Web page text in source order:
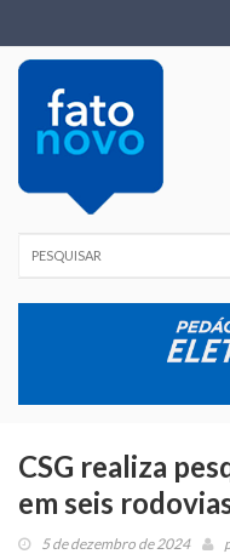
CSG realiza
em seis
5 de dezembro de 2024